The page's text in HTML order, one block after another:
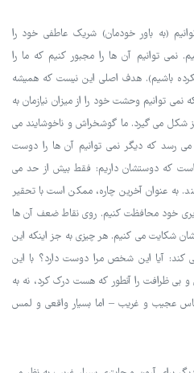
(به باور خودمان) شریک عاطفی خود را
نمی توانیم آن ها را مجبور کنیم که ما را
باشیم). هدف اصلی این نیست که همیشه
توانیم وحشت خود را از میزان نیازمان به
شکل می گیرد. ما گوشخراش و ناخوشایند می
می رسد که دیگر نمی توانیم آن ها را دوست
است که دوستشان داریم: فقط بیش از حد می
به عنوان آخرین چاره، ممکن است با تحقیر
خود محافظت کنیم. روی نقاط ضعف آن ها
شکایت می کنیم. هر چیزی به جز اینکه این
کند: آیا این شخص مرا دوست دارد؟ با این
بی ظرافت را آنطور که هست درک کرد، نه به
عجیب و غریب – اما بسیار واقعی و لمس